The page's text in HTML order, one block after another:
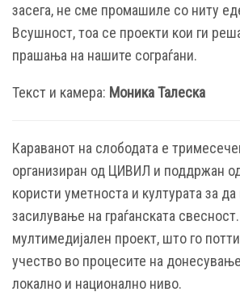
засега, не сме промашиле со ниту
Всушност, тоа се проекти кои ги
прашања на нашите сограѓани.
Текст и камера: Моника Талеска
Караванот на слободата е
организиран од ЦИВИЛ и поддржан
користи уметноста и културата за да
засилување на граѓанската
мултимедијален проект, што го
учество во процесите на
локално и национално ниво.